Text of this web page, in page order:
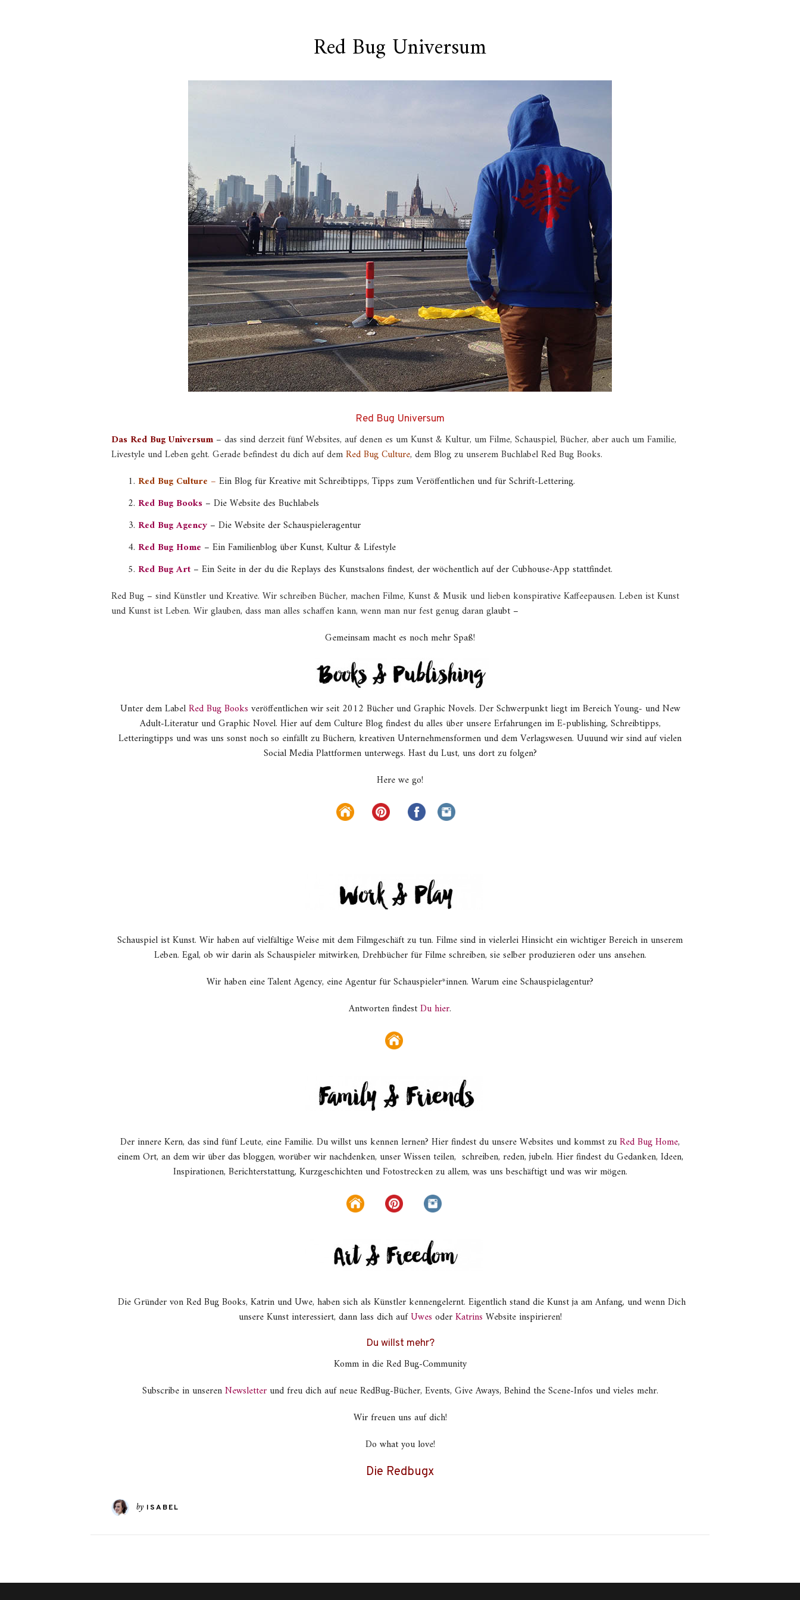
Red Bug Universum
Red Bug Universum
Das Red Bug Universum– das sind derzeit fünf Websites, auf denen es um Kunst & Kultur, um Filme, Schauspiel, Bücher, aber auch um Familie,
Livestyle und Leben geht. Gerade befindest du dich auf demRed Bug Culture, dem Blog zu unserem Buchlabel Red Bug Books.
Red Bug Culture – Ein Blog für Kreative mit Schreibtipps, Tipps zum Veröffentlichen und für Schrift-Lettering.
Red Bug Books – Die Website des Buchlabels
Red Bug Agency– Die Website der Schauspieleragentur
Red Bug Home – Ein Familienblog über Kunst, Kultur & Lifestyle
Red Bug Art – Ein Seite in der du die Replays des Kunstsalons findest, der wöchentlich auf der Cubhouse-App stattfindet.
Red Bug – sind Künstler und Kreative. Wir schreiben Bücher, machen Filme, Kunst & Musik und lieben konspirative Kaffeepausen. Leben ist Kunst
und Kunst ist Leben. Wir glauben, dass man alles schaffen kann, wenn man nur fest genug daran glaubt –
Gemeinsam macht es noch mehr Spaß!
Unter dem LabelRed Bug Books veröffentlichen wir seit 2012 Bücher und Graphic Novels. Der Schwerpunkt liegt im Bereich Young- und New
Adult-Literatur und Graphic Novel. Hier auf dem Culture Blog findest du alles über unsere Erfahrungen im E-publishing, Schreibtipps,
Letteringtipps und was uns sonst noch so einfällt zu Büchern, kreativen Unternehmensformen und dem Verlagswesen. Uuuund wir sind auf vielen
Social Media Plattformen unterwegs. Hast du Lust, uns dort zu folgen?
Here we go!
Schauspiel ist Kunst. Wir haben auf vielfältige Weise mit dem Filmgeschäft zu tun. Filme sind in vielerlei Hinsicht ein wichtiger Bereich in unserem
Leben. Egal, ob wir darin als Schauspieler mitwirken, Drehbücher für Filme schreiben, sie selber produzieren oder uns ansehen.
Wir haben eine Talent Agency, eine Agentur für Schauspieler*innen. Warum eine Schauspielagentur?
Antworten findestDu hier.
Der innere Kern, das sind fünf Leute, eine Familie. Du willst uns kennen lernen? Hier findest du unsere Websites und kommst zuRed Bug Home,
einem Ort, an dem wir über das bloggen, worüber wir nachdenken, unser Wissen teilen, schreiben, reden, jubeln. Hier findest du Gedanken, Ideen,
Inspirationen, Berichterstattung, Kurzgeschichten und Fotostrecken zu allem, was uns beschäftigt und was wir mögen.
Die Gründer von Red Bug Books, Katrin und Uwe, haben sich als Künstler kennengelernt. Eigentlich stand die Kunst ja am Anfang, und wenn Dich
unsere Kunst interessiert, dann lass dich aufUwes oderKatrins Website inspirieren!
Du willst mehr?
Komm in die Red Bug-Community
Subscribe in unserenNewsletterund freu dich auf neue RedBug-Bücher, Events, Give Aways, Behind the Scene-Infos und vieles mehr.
Wir freuen uns auf dich!
Do what you love!
Die Redbugx
by ISABEL